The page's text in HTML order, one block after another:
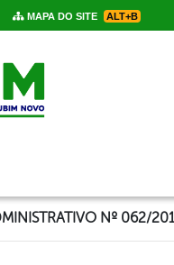
MAPA DO SITE ALT+B